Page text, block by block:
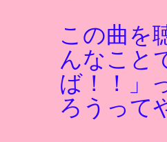
この曲を
んなこと
ば！！」
ろうって